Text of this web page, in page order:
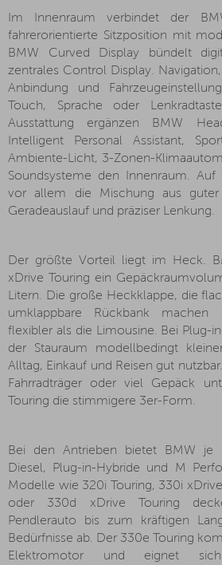
Im Innenraum verbindet der
fahrerorientierte Sitzposition mit
BMW Curved Display bündelt
zentrales Control Display.
Anbindung und
Touch, Sprache oder
Ausstattung ergänzen BMW
Intelligent Personal Assistant,
Ambiente-Licht, 3-Zonen-
Soundsysteme den Innenraum.
vor allem die Mischung aus guter
Geradeauslauf und präziser Lenkung.
Der größte Vorteil liegt im Heck.
xDrive Touring ein
Litern. Die große Heckklappe, die
umklappbare Rückbank
flexibler als die Limousine. Bei Plug-
der Stauraum modellbedingt
Alltag, Einkauf und Reisen gut
Fahrradträger oder viel Gepäck
Touring die stimmigere 3er-Form.
Bei den Antrieben bietet BMW je
Diesel, Plug-in-Hybride und M
Modelle wie 320i Touring, 330i
oder 330d xDrive Touring
Pendlerauto bis zum kräftigen
Bedürfnisse ab. Der 330e Touring
Elektromotor und eignet